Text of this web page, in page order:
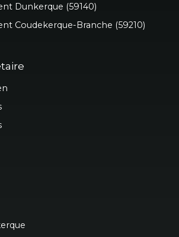
Dunkerque (59140)
Coudekerque-Branche (59210)